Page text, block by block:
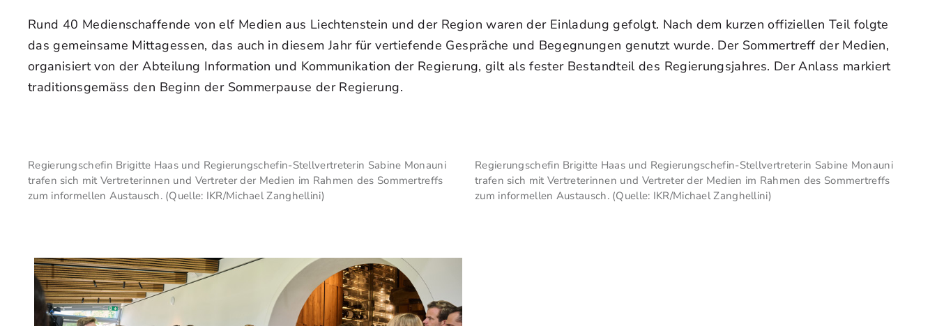
Rund 40 Medienschaffende von elf Medien aus Liechtenstein und der Region waren der Einladung gefolgt. Nach dem kurzen offiziellen Teil folgte
das gemeinsame Mittagessen, das auch in diesem Jahr für vertiefende Gespräche und Begegnungen genutzt wurde. Der Sommertreff der Medien,
organisiert von der Abteilung Information und Kommunikation der Regierung, gilt als fester Bestandteil des Regierungsjahres. Der Anlass markiert
traditionsgemäss den Beginn der Sommerpause der Regierung.
Regierungschefin Brigitte Haas und Regierungschefin-Stellvertreterin Sabine Monauni
trafen sich mit Vertreterinnen und Vertreter der Medien im Rahmen des Sommertreffs
zum informellen Austausch. (Quelle: IKR/Michael Zanghellini)
Regierungschefin Brigitte Haas und Regierungschefin-Stellvertreterin Sabine Monauni
trafen sich mit Vertreterinnen und Vertreter der Medien im Rahmen des Sommertreffs
zum informellen Austausch. (Quelle: IKR/Michael Zanghellini)